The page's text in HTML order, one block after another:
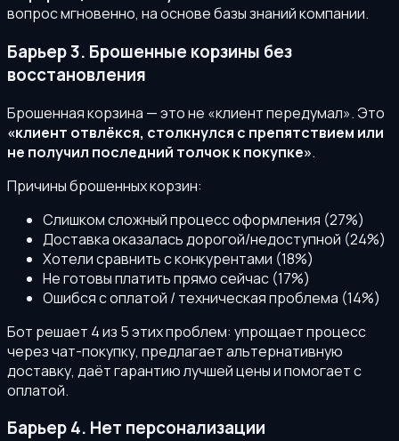
вопрос мгновенно, на основе базы знаний компании.
Барьер 3. Брошенные корзины без
восстановления
Брошенная корзина — это не «клиент передумал». Это
«клиент отвлёкся, столкнулся с препятствием или
не получил последний толчок к покупке».
Причины брошенных корзин:
Слишком сложный процесс оформления (27%)
Доставка оказалась дорогой/недоступной (24%)
Хотели сравнить с конкурентами (18%)
Не готовы платить прямо сейчас (17%)
Ошибся с оплатой / техническая проблема (14%)
Бот решает 4 из 5 этих проблем: упрощает процесс
через чат-покупку, предлагает альтернативную
доставку, даёт гарантию лучшей цены и помогает с
оплатой.
Барьер 4. Нет персонализации